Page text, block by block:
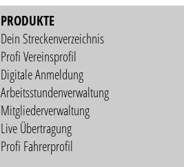
PRODUKTE
Dein Streckenverzeichnis
Profi Vereinsprofil
Digitale Anmeldung
Arbeitsstundenverwaltung
Mitgliederverwaltung
Live Übertragung
Profi Fahrerprofil